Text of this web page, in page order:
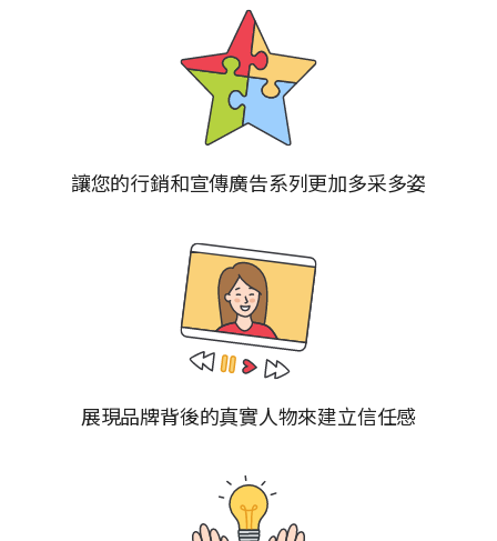
讓您的行銷和宣傳廣告系列更加多采多姿
展現品牌背後的真實人物來建立信任感